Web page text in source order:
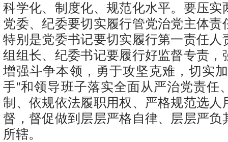
科学化、制度化、规范化水平。要压实
党委、纪委要切实履行管党治党主体责
特别是党委书记要切实履行第一责任人
组组长、纪委书记要履行好监督专责，
增强斗争本领，勇于攻坚克难，切实
手”和领导班子落实全面从严治党责任
制、依规依法履职用权、严格规范选人
督，督促做到层层严格自律、层层严负
所辖。